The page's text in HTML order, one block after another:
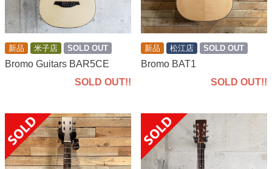
新品 米子店 SOLD OUT
Bromo Guitars BAR5CE
SOLD OUT!!
新品 松江店 SOLD OUT
Bromo BAT1
SOLD OUT!!